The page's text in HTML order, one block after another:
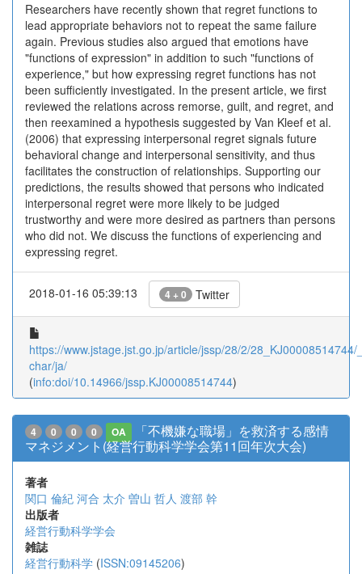
Researchers have recently shown that regret functions to
lead appropriate behaviors not to repeat the same failure
again. Previous studies also argued that emotions have
"functions of expression" in addition to such "functions of
experience," but how expressing regret functions has not
been sufficiently investigated. In the present article, we first
reviewed the relations across remorse, guilt, and regret, and
then reexamined a hypothesis suggested by Van Kleef et al.
(2006) that expressing interpersonal regret signals future
behavioral change and interpersonal sensitivity, and thus
facilitates the construction of relationships. Supporting our
predictions, the results showed that persons who indicated
interpersonal regret were more likely to be judged
trustworthy and were more desired as partners than persons
who did not. We discuss the functions of experiencing and
expressing regret.
2018-01-16 05:39:13 4 + 0 Twitter
https://www.jstage.jst.go.jp/article/jssp/28/2/28_KJ00008514744/
char/ja/
(info:doi/10.14966/jssp.KJ00008514744)
4 0 0 0 OA
「不機嫌な職場」を救済する感情
マネジメント(経営行動科学学会第11回年次大会)
著者
関口 倫紀 河合 太介 曽山 哲人 渡部 幹
出版者
経営行動科学学会
雑誌
経営行動科学 (ISSN:09145206)